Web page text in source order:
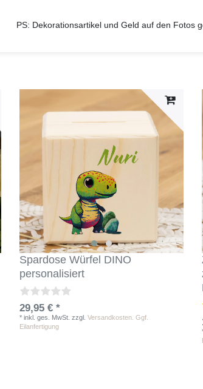
PS: Dekorationsartikel und Geld auf den Fotos
Spardose Würfel DINO
personalisiert
29,95 € *
* inkl. ges. MwSt. zzgl. Versandkosten. Ggf.
Eilanfertigung